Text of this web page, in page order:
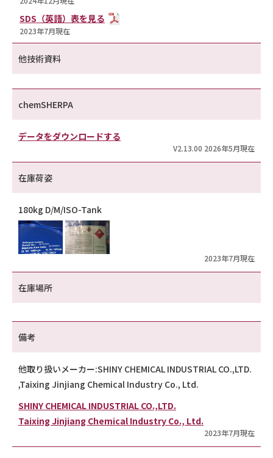
SDS（英語）表を見る
2023年7月現在
他技術資料
chemSHERPA
データをダウンロードする
V2.13.00 2026年5月現在
在庫荷姿
180kg D/M/ISO-Tank
2023年7月現在
在庫場所
備考
他取り扱いメーカー:SHINY CHEMICAL INDUSTRIAL CO.,LTD.
,Taixing Jinjiang Chemical Industry Co., Ltd.
SHINY CHEMICAL INDUSTRIAL CO.,LTD.
Taixing Jinjiang Chemical Industry Co., Ltd.
2023年7月現在